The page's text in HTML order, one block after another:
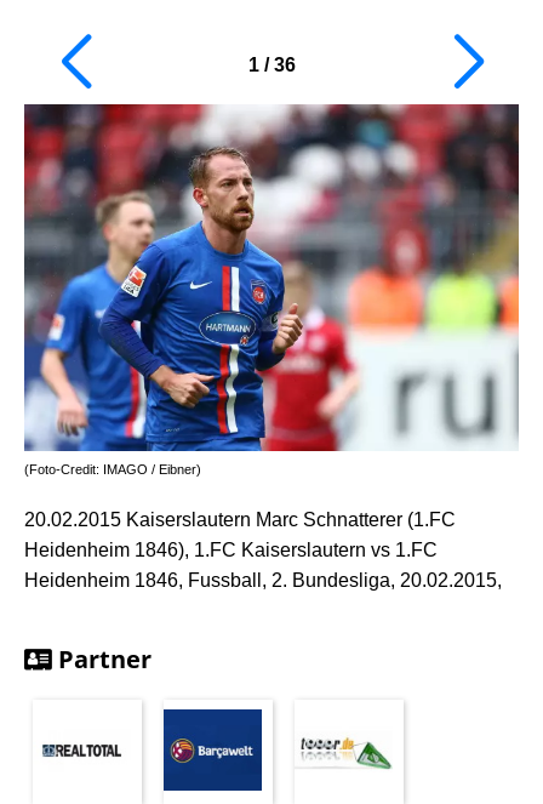
1/36
(Foto-Credit: IMAGO / Eibner)
20.02.2015 Kaiserslautern Marc Schnatterer (1.FC
Heidenheim 1846), 1.FC Kaiserslautern vs 1.FC
Heidenheim 1846, Fussball, 2. Bundesliga, 20.02.2015,
Partner